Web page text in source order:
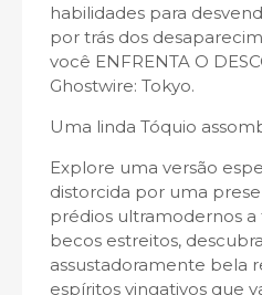
habilidades para
por trás dos
você ENFRENTA O
Ghostwire: Tokyo.
Uma linda Tóquio
Explore uma versão
distorcida por uma
prédios ultramodernos
becos estreitos,
assustadoramente bela
espíritos vingativos que